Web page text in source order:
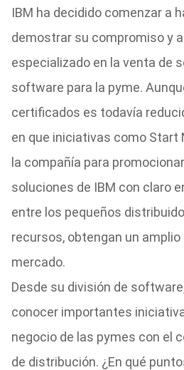
IBM ha decidido comenzar a
demostrar su compromiso y
especializado en la venta de
software para la pyme.
certificados es todavía
en que iniciativas como Start
la compañía para promocionar
soluciones de IBM con claro
entre los pequeños
recursos, obtengan un amplio
mercado.
Desde su división de
conocer importantes
negocio de las pymes con el
de distribución. ¿En qué